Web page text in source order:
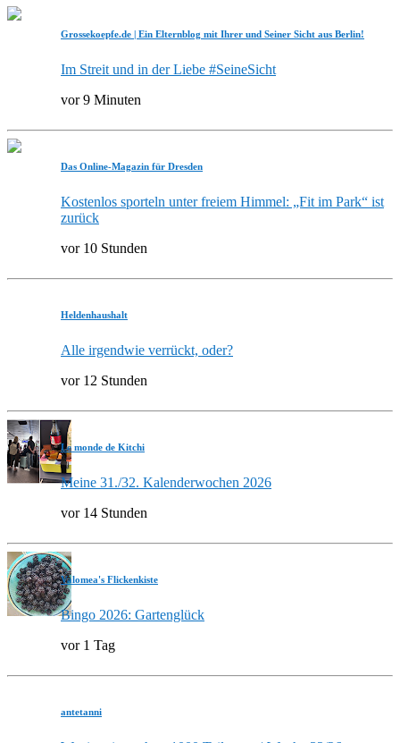
Grossekoepfe.de | Ein Elternblog mit Ihrer und Seiner Sicht aus Berlin!
Im Streit und in der Liebe #SeineSicht
vor 9 Minuten
Das Online-Magazin für Dresden
Kostenlos sporteln unter freiem Himmel: „Fit im Park“ ist
zurück
vor 10 Stunden
Heldenhaushalt
Alle irgendwie verrückt, oder?
vor 12 Stunden
Le monde de Kitchi
Meine 31./32. Kalenderwochen 2026
vor 14 Stunden
Valomea's Flickenkiste
Bingo 2026: Gartenglück
vor 1 Tag
antetanni